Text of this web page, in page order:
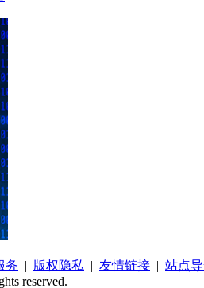
务 | 版权隐私 | 友情链接 | 站点
reserved.